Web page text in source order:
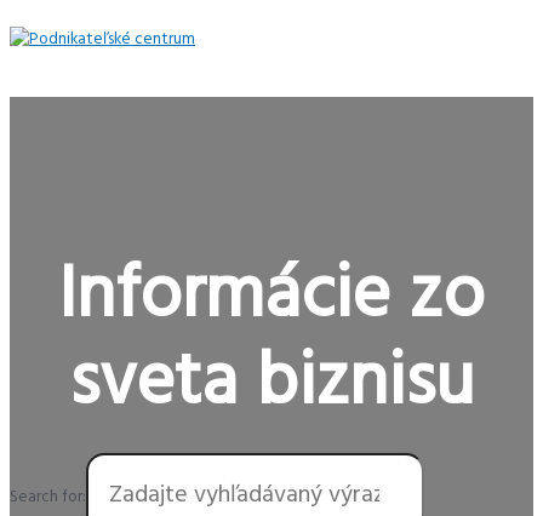
Preskočiť
na
Menu
Informácie zo
sveta biznisu
Search for: